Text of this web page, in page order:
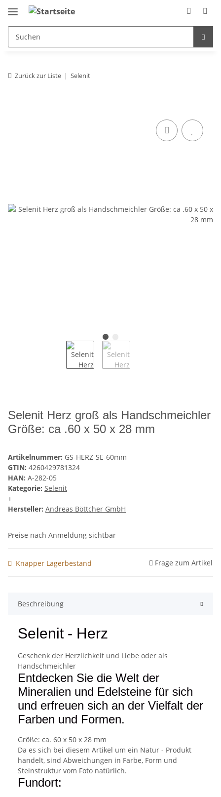
Zurück zur Liste Selenit
Selenit Herz groß als Handschmeichler
Größe: ca .60 x 50 x 28 mm
Artikelnummer: GS-HERZ-SE-60mm
GTIN: 4260429781324
HAN: A-282-05
Kategorie: Selenit
+
Hersteller: Andreas Böttcher GmbH
Preise nach Anmeldung sichtbar
Knapper Lagerbestand Frage zum Artikel
Beschreibung
Selenit - Herz
Geschenk der Herzlichkeit und Liebe oder als
Handschmeichler
Entdecken Sie die Welt der
Mineralien und Edelsteine für sich
und erfreuen sich an der Vielfalt der
Farben und Formen.
Größe: ca. 60 x 50 x 28 mm
Da es sich bei diesem Artikel um ein Natur - Produkt
handelt, sind Abweichungen in Farbe, Form und
Steinstruktur vom Foto natürlich.
Fundort: